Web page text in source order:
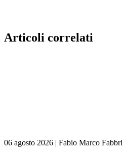
Articoli correlati
06 agosto 2026 | Fabio Marco Fabbri